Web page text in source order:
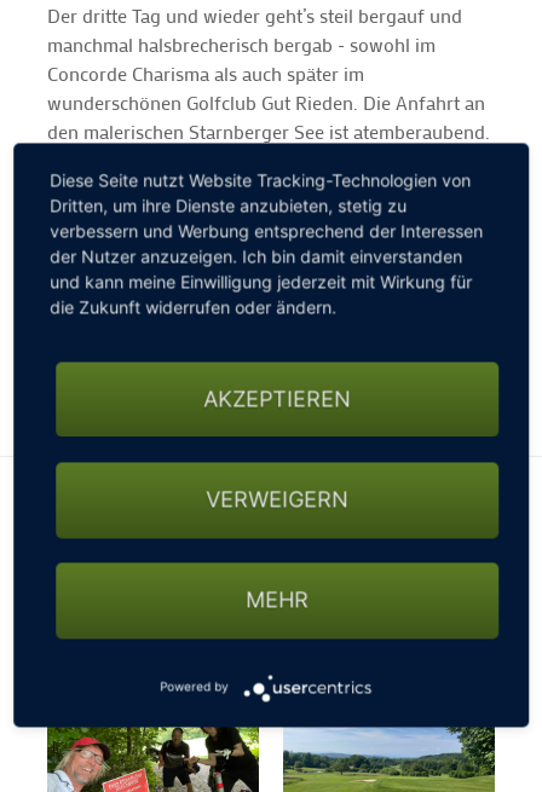
Der dritte Tag und wieder geht’s steil bergauf und
manchmal halsbrecherisch bergab - sowohl im
Concorde Charisma als auch später im
wunderschönen Golfclub Gut Rieden. Die Anfahrt an
den malerischen Starnberger See ist atemberaubend.
mit einem grandiosen Alpenpanorama verwöhnt. Ein
kleiner Tipp nach drei Tagen Wohnmobil Golf
Adventure gefällig? Bitte immer vor der Anreise bei
den jeweiligen Golfclubs anrufen und nach
gesperrten Straßen, nicht passierbaren Wegen oder
könnte es mit der gebuchten Startzeit schon mal
Diese Seite nutzt Website Tracking-Technologien von
Dritten, um ihre Dienste anzubieten, stetig zu
verbessern und Werbung entsprechend der Interessen
der Nutzer anzuzeigen. Ich bin damit einverstanden
und kann meine Einwilligung jederzeit mit Wirkung für
die Zukunft widerrufen oder ändern.
AKZEPTIEREN
VERWEIGERN
MEHR
Powered by